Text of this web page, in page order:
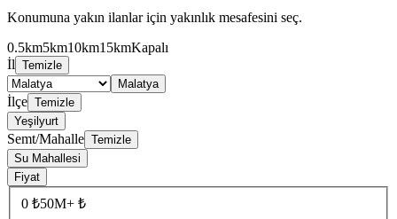
Konumuna yakın ilanlar için yakınlık mesafesini seç.
0.5km5km10km15kmKapalı
İl Temizle
Malatya
İlçe Temizle
Yeşilyurt
Semt/Mahalle Temizle
Su Mahallesi
Fiyat
0 ₺50M+ ₺